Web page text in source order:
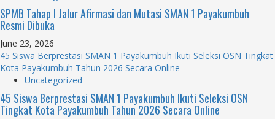
SPMB Tahap I Jalur Afirmasi dan Mutasi SMAN 1 Payakumbuh
Resmi Dibuka
June 23, 2026
45 Siswa Berprestasi SMAN 1 Payakumbuh Ikuti Seleksi OSN Tingkat
Kota Payakumbuh Tahun 2026 Secara Online
Uncategorized
45 Siswa Berprestasi SMAN 1 Payakumbuh Ikuti Seleksi OSN
Tingkat Kota Payakumbuh Tahun 2026 Secara Online